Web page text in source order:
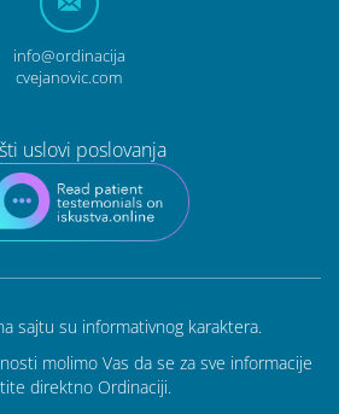
info@ordinacija
cvejanovic.com
uslovi poslovanja
sajtu su informativnog karaktera.
molimo Vas da se za sve informacije
direktno Ordinaciji.